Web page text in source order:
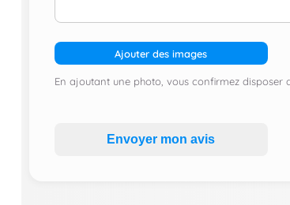
Ajouter des images
En ajoutant une photo, vous confirmez disposer
Envoyer mon avis